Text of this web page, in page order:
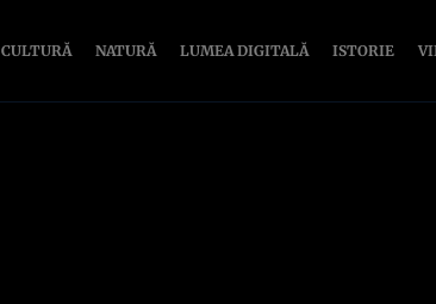
CULTURĂ NATURĂ LUMEA DIGITALĂ ISTORIE